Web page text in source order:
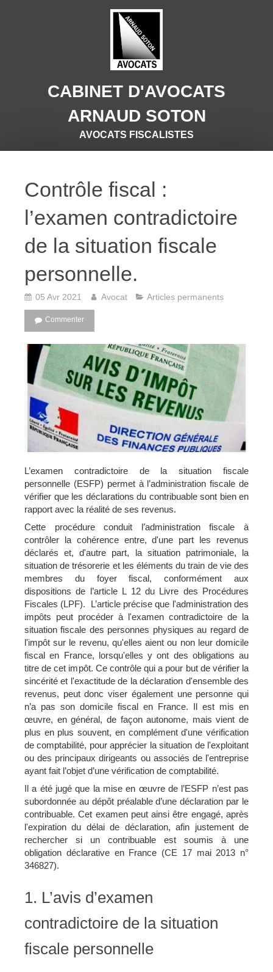
CABINET D'AVOCATS
ARNAUD SOTON
AVOCATS FISCALISTES
Contrôle fiscal :
l’examen contradictoire
de la situation fiscale
personnelle.
05 Avr 2021 Avocat Articles permanents
Commenter
L’examen contradictoire de la situation fiscale
personnelle (ESFP) permet à l’administration fiscale de
vérifier que les déclarations du contribuable sont bien en
rapport avec la réalité de ses revenus.
Cette procédure conduit l’administration fiscale à
contrôler la cohérence entre, d'une part les revenus
déclarés et, d'autre part, la situation patrimoniale, la
situation de trésorerie et les éléments du train de vie des
membres du foyer fiscal, conformément aux
dispositions de l’article L 12 du Livre des Procédures
Fiscales (LPF). L’article précise que l'administration des
impôts peut procéder à l'examen contradictoire de la
situation fiscale des personnes physiques au regard de
l'impôt sur le revenu, qu'elles aient ou non leur domicile
fiscal en France, lorsqu'elles y ont des obligations au
titre de cet impôt. Ce contrôle qui a pour but de vérifier la
sincérité et l'exactitude de la déclaration d'ensemble des
revenus, peut donc viser également une personne qui
n’a pas son domicile fiscal en France. Il est mis en
œuvre, en général, de façon autonome, mais vient de
plus en plus souvent, en complément d'une vérification
de comptabilité, pour apprécier la situation de l'exploitant
ou des principaux dirigeants ou associés de l'entreprise
ayant fait l’objet d’une vérification de comptabilité.
Il a été jugé que la mise en œuvre de l’ESFP n’est pas
subordonnée au dépôt préalable d’une déclaration par le
contribuable. Cet examen peut ainsi être engagé, après
l'expiration du délai de déclaration, afin justement de
rechercher si un contribuable est soumis à une
obligation déclarative en France (CE 17 mai 2013 n°
346827).
1. L’avis d’examen
contradictoire de la situation
fiscale personnelle